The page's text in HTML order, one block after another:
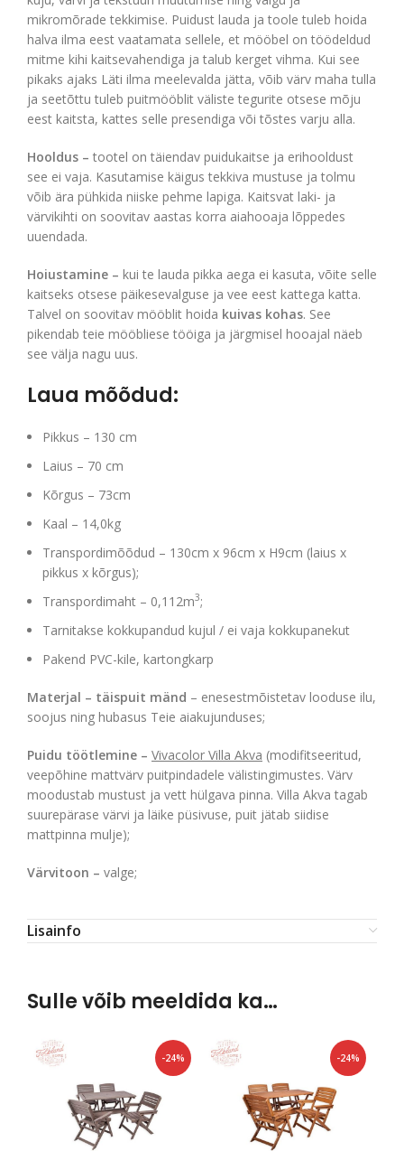
mikromõrade tekkimise. Puidust lauda ja toole tuleb hoida
halva ilma eest vaatamata sellele, et mööbel on töödeldud
mitme kihi kaitsevahendiga ja talub kerget vihma. Kui see
pikaks ajaks Läti ilma meelevalda jätta, võib värv maha tulla
ja seetõttu tuleb puitmööblit väliste tegurite otsese mõju
eest kaitsta, kattes selle presendiga või tõstes varju alla.
Hooldus – tootel on täiendav puidukaitse ja erihooldust
see ei vaja. Kasutamise käigus tekkiva mustuse ja tolmu
võib ära pühkida niiske pehme lapiga. Kaitsvat laki- ja
värvikihti on soovitav aastas korra aiahooaja lõppedes
uuendada.
Hoiustamine – kui te lauda pikka aega ei kasuta, võite selle
kaitseks otsese päikesevalguse ja vee eest kattega katta.
Talvel on soovitav mööblit hoida kuivas kohas. See
pikendab teie mööbliese tööiga ja järgmisel hooajal näeb
see välja nagu uus.
Laua mõõdud:
Pikkus – 130 cm
Laius – 70 cm
Kõrgus – 73cm
Kaal – 14,0kg
Transpordimõõdud – 130cm x 96cm x H9cm (laius x
pikkus x kõrgus);
Transpordimaht – 0,112m3;
Tarnitakse kokkupandud kujul / ei vaja kokkupanekut
Pakend PVC-kile, kartongkarp
Materjal – täispuit mänd – enesestmõistetav looduse ilu,
soojus ning hubasus Teie aiakujunduses;
Puidu töötlemine – Vivacolor Villa Akva (modifitseeritud,
veepõhine mattvärv puitpindadele välistingimustes. Värv
moodustab mustust ja vett hülgava pinna. Villa Akva tagab
suurepärase värvi ja läike püsivuse, puit jätab siidise
mattpinna mulje);
Värvitoon – valge;
Lisainfo
Sulle võib meeldida ka…
-24% -24%